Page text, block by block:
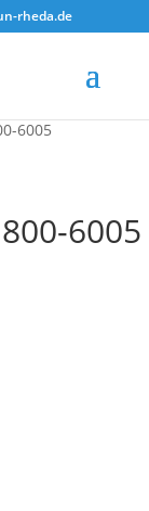
rheda.de
6005
6005